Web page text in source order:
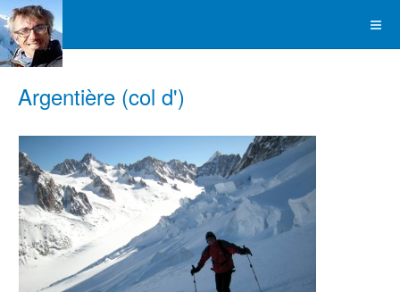
Argentière (col d')